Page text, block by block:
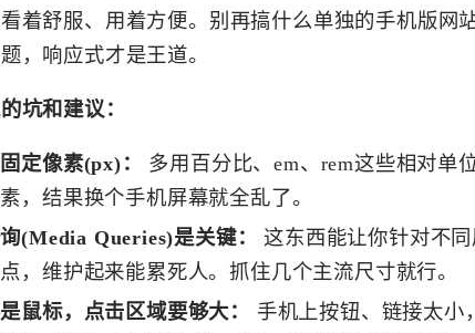
着舒服、用着方便。别再搞什么单独的手机版网
，响应式才是王道。
坑和建议：
定像素(px)：
多用百分比、em、rem这些相对单
，结果换个手机屏幕就全乱了。
(Media Queries)是关键：
这东西能让你针对不
，维护起来能累死人。抓住几个主流尺寸就行。
鼠标，点击区域要够大：
手机上按钮、链接太小